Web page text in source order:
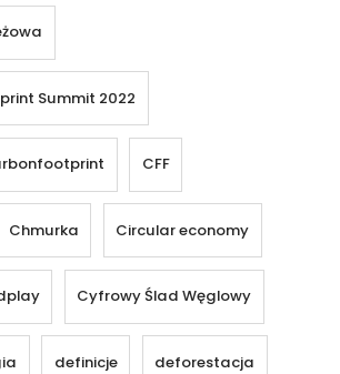
Summit 2022
CFF
Chmurka Circular economy
Cyfrowy Ślad Węglowy
definicje deforestacja